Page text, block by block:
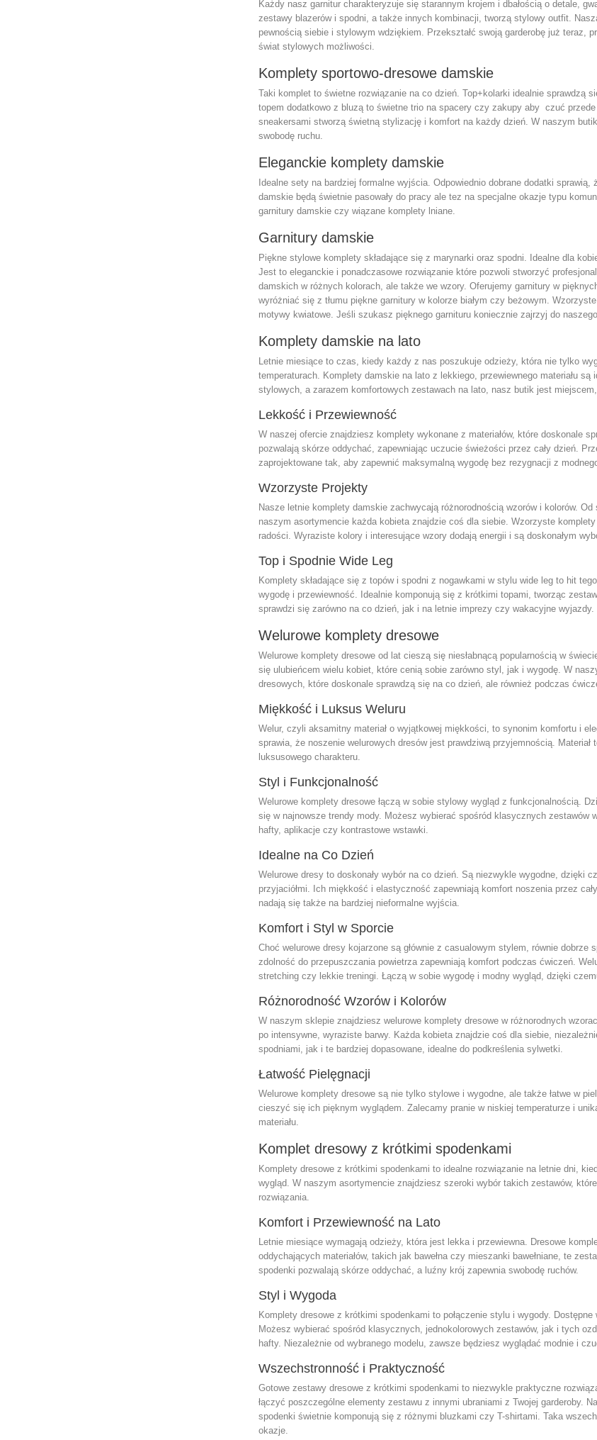
Każdy nasz garniturcharakteryzuje się starannym krojem i dbałością o detale,
zestawy blazerów i spodni, a także innych kombinacji, tworzą stylowy outfit.
pewnością siebie i stylowym wdziękiem. Przekształć swoją garderobę już teraz,
świat stylowych możliwości.
Komplety sportowo-dresowe damskie
Taki komplet to świetne rozwiązanie na co dzień. Top+kolarki idealnie sprawdzą
topem dodatkowo z bluzą to świetne trio na spacery czy zakupy aby czuć
sneakersami stworzą świetną stylizację i komfort na każdy dzień. W naszym
swobodę ruchu.
Eleganckie komplety damskie
Idealne sety na bardziej formalne wyjścia. Odpowiednio dobrane dodatki
damskie będą świetnie pasowały do pracy ale tez na specjalne okazje typu
garnitury damskie czy wiązane komplety lniane.
Garnitury damskie
Piękne stylowe komplety składające się z marynarki oraz spodni. Idealne dla
Jest to eleganckie i ponadczasowe rozwiązanie które pozwoli stworzyć
damskichw różnych kolorach, ale także we wzory. Oferujemy garnitury w
wyróżniać się z tłumu piękne garnitury w kolorze białym czy beżowym.
motywy kwiatowe. Jeśli szukasz pięknego garnituru koniecznie zajrzyj do
Komplety damskie na lato
Letnie miesiące to czas, kiedy każdy z nas poszukuje odzieży, która nie tylko
temperaturach. Komplety damskie na lato z lekkiego, przewiewnego materiału
stylowych, a zarazem komfortowych zestawach na lato, nasz butik jest
Lekkość i Przewiewność
W naszej ofercie znajdziesz komplety wykonane z materiałów, które doskonale
pozwalają skórze oddychać, zapewniając uczucie świeżości przez cały dzień.
zaprojektowane tak, aby zapewnić maksymalną wygodę bez rezygnacji z
Wzorzyste Projekty
Nasze letnie komplety damskie zachwycają różnorodnością wzorów i kolorów.
naszym asortymencie każda kobieta znajdzie coś dla siebie. Wzorzyste
radości. Wyraziste kolory i interesujące wzory dodają energii i są doskonałym
Top i Spodnie Wide Leg
Komplety składające się z topów i spodni z nogawkami w stylu wide leg to hit
wygodę i przewiewność. Idealnie komponują się z krótkimi topami, tworząc
sprawdzi się zarówno na co dzień, jak i na letnie imprezy czy wakacyjne wyjazdy.
Welurowe komplety dresowe
Welurowe komplety dresowe od lat cieszą się niesłabnącą popularnością w
się ulubieńcem wielu kobiet, które cenią sobie zarówno styl, jak i wygodę. W
dresowych, które doskonale sprawdzą się na co dzień, ale również podczas
Miękkość i Luksus Weluru
Welur, czyli aksamitny materiał o wyjątkowej miękkości, to synonim komfortu i
sprawia, że noszenie welurowych dresów jest prawdziwą przyjemnością.
luksusowego charakteru.
Styl i Funkcjonalność
Welurowe komplety dresowe łączą w sobie stylowy wygląd z funkcjonalnością.
się w najnowsze trendy mody. Możesz wybierać spośród klasycznych
hafty, aplikacje czy kontrastowe wstawki.
Idealne na Co Dzień
Welurowe dresy to doskonały wybór na co dzień. Są niezwykle wygodne, dzięki
przyjaciółmi. Ich miękkość i elastyczność zapewniają komfort noszenia przez
nadają się także na bardziej nieformalne wyjścia.
Komfort i Styl w Sporcie
Choć welurowe dresy kojarzone są głównie z casualowym stylem, równie
zdolność do przepuszczania powietrza zapewniają komfort podczas ćwiczeń.
stretching czy lekkie treningi. Łączą w sobie wygodę i modny wygląd, dzięki
Różnorodność Wzorów i Kolorów
W naszym sklepie znajdziesz welurowe komplety dresowe w różnorodnych
po intensywne, wyraziste barwy. Każda kobieta znajdzie coś dla siebie,
spodniami, jak i te bardziej dopasowane, idealne do podkreślenia sylwetki.
Łatwość Pielęgnacji
Welurowe komplety dresowe są nie tylko stylowe i wygodne, ale także łatwe w
cieszyć się ich pięknym wyglądem. Zalecamy pranie w niskiej temperaturze i
materiału.
Komplet dresowy z krótkimi spodenkami
Komplety dresowe z krótkimi spodenkami to idealne rozwiązanie na letnie dni,
wygląd. W naszym asortymencie znajdziesz szeroki wybór takich zestawów,
rozwiązania.
Komfort i Przewiewność na Lato
Letnie miesiące wymagają odzieży, która jest lekka i przewiewna. Dresowe
oddychających materiałów, takich jak bawełna czy mieszanki bawełniane, te
spodenki pozwalają skórze oddychać, a luźny krój zapewnia swobodę ruchów.
Styl i Wygoda
Komplety dresowe z krótkimi spodenkami to połączenie stylu i wygody.
Możesz wybierać spośród klasycznych, jednokolorowych zestawów, jak i tych
hafty. Niezależnie od wybranego modelu, zawsze będziesz wyglądać modnie i
Wszechstronność i Praktyczność
Gotowe zestawy dresowe z krótkimi spodenkami to niezwykle praktyczne
łączyć poszczególne elementy zestawu z innymi ubraniami z Twojej garderoby.
spodenki świetnie komponują się z różnymi bluzkami czy T-shirtami. Taka
okazje.